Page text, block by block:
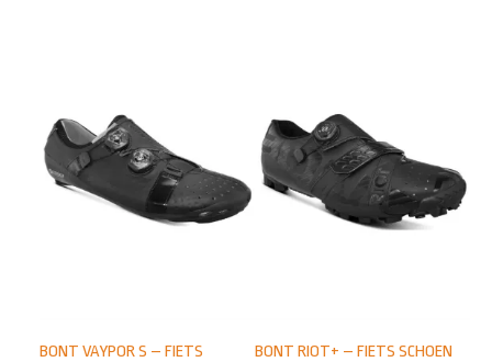
BONT RIOT+ – FIETS SCHOEN
BONT VAYPOR S – FIETS